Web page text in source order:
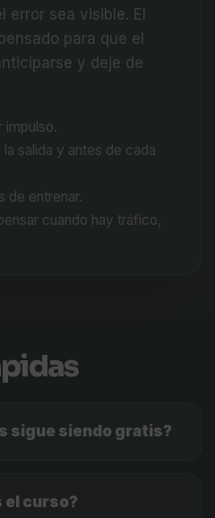
error sea visible. El
para que el
y deje de
impulso.
salida y antes de cada
de entrenar.
cuando hay tráfico,
sigue siendo gratis?
el curso?